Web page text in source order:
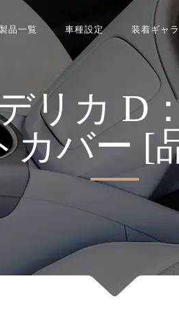
品一覧 車種設定 装着ギャ
リカ D
カバー [